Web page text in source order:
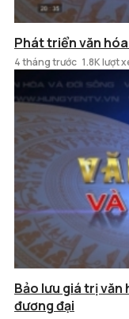
Phát triển văn
4 tháng trước 1.8K lượt
Bảo lưu giá trị
đương đại